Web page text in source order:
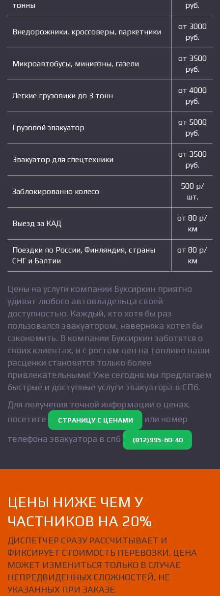
тонны
руб.
Внедорожники, кроссоверы, паркетники
от 3000
руб.
Микроавтобусы, минивэны, газели
от 3500
руб.
Легкие грузовики до 3 тонн
от 4000
руб.
Грузовой эвакуатор
от 5000
руб.
Эвакуатор для спецтехники
от 3500
руб.
Заблокированно колесо
500 р/
шт.
Выезд за КАД
от 80 р/
км
Поездки по России, Финляндия, страны
СНГ и Балтии
от 80 р/
км
Цены на услуги компании Буксиркин приятно
удивят любого автовладельца своей
доступностью. Каждый, кто хотя бы раз
пользовался эвакуатором, наверняка хотел бы
сэкономить. В компании Буксиркин заботятся о
своих клиентах, и с ростом цен на топливо наши
расценки становятся только более
привлекательными! Уже сегодня мы предлагаем
быстрые и доступные услуги эвакуатора в СПб.
Для получения точной информации о ценах,
посетите
СТРАНИЦУ С ЦЕНАМИ
или номер
телефона эвакуатора в спб
(812)995-60-40
ЦЕНЫ НИЖЕ ЧЕМ У
ЧАСТНИКОВ НА 20%
ДИСПЕТЧЕР СРАЗУ РАССЧИТЫВАЕТ И
ФИКСИРУЕТ СТОИМОСТЬ ПЕРЕВОЗКИ. ЦЕНА
МОЖЕТ ИЗМЕНИТЬСЯ ТОЛЬКО В СЛУЧАЕ
НЕПРЕДВИДЕННЫХ СЛОЖНОСТЕЙ, НЕ
УКАЗАННЫХ ПРИ ЗАКАЗЕ.